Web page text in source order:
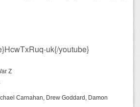
uk{/youtube}
Z
Carnahan, Drew Goddard, Damon